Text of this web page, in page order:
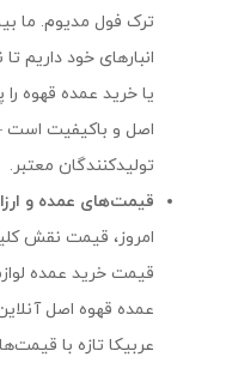
انبارهای خود داریم
یا خرید عمده قهوه
اصل و باکیفیت است
تولیدکنندگان معتبر.
قیمت‌های عمده و
امروز، قیمت نقش
قیمت خرید عمده
عمده قهوه اصل